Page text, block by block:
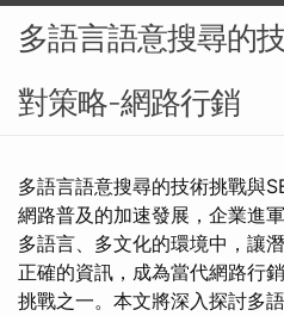
多語言語意搜尋的
對策略-網路行銷
多語言語意搜尋的技術挑戰與
網路普及的加速發展，企業進
多語言、多文化的環境中，讓
正確的資訊，成為當代網路行
挑戰之一。本文將深入探討多